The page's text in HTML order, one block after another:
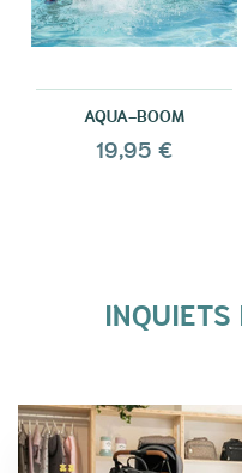
AQUA-BOOM
19,95 €